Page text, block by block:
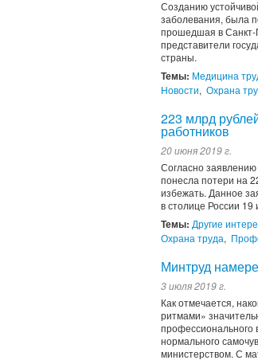
Созданию
заболевания, была
прошедшая в Санкт-
представители
страны.
Темы: Медицина
Новости, Охрана
223 млрд
работников
20 июня 2019 г.
Согласно
понесла потери на
избежать. Данное
в столице России 19
Темы: Другие
Охрана труда,
Минтруд
3 июля 2019 г.
Как отмечается,
ритмами»
профессионального
нормального
министерством. С